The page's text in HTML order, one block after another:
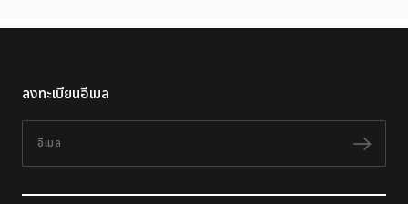
ลงทะเบียนอีเมล
ติดต